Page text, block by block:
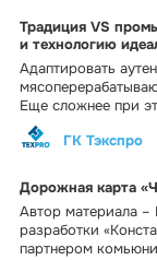
Традиция VS
и технологию
Адаптировать
Еще сложнее при
ГК Тэкспро
Дорожная карта
Автор материала –
разработки
партнером